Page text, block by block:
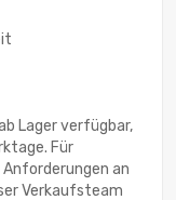
Lager verfügbar,
Für
an
Verkaufsteam